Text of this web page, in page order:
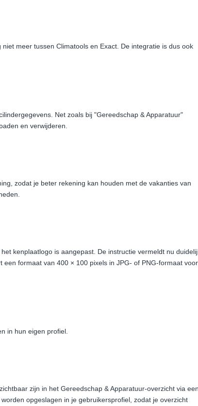
meer tussen Climatools en Exact. De integratie is dus ook
Net zoals bij "Gereedschap & Apparatuur"
en verwijderen.
zodat je beter rekening kan houden met de vakanties van
kenplaatlogo is aangepast. De instructie vermeldt nu
formaat van 400 × 100 pixels in JPG- of PNG-formaat voor
in hun eigen profiel.
zichtbaar zijn in het Gereedschap & Apparatuur-overzicht via
opgeslagen in je gebruikersprofiel, zodat je overzicht